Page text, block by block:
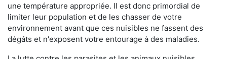
une température appropriée. Il est donc primordial de
limiter leur population et de les chasser de votre
environnement avant que ces nuisibles ne fassent des
dégâts et n'exposent votre entourage à des maladies.